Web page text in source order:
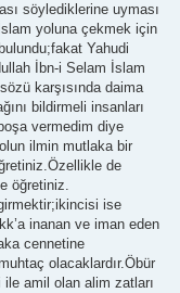
söylediklerine uyması
yoluna çekmek için
Yahudi
İbn-i Selam İslam
karşısında daima
bildirmeli insanları
vermedim diye
ilmin mutlaka bir
de
öğretiniz.
ise
inanan ve iman eden
cennetine
olacaklardır.Öbür
amil olan alim zatları